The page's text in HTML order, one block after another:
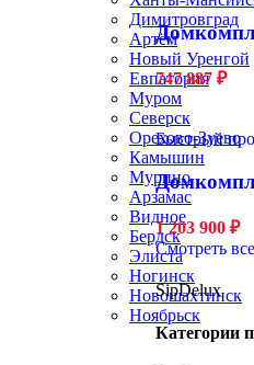
Димитровград
Артём
Новый Уренгой
Евпатория
Муром
Северск
Орехово-Зуево
Камышин
Мурино
Арзамас
Видное
Бердск
Элиста
Ногинск
Новошахтинск
Ноябрьск
747 887 ₽
Быстрый
1 203 900 ₽
Смотреть
SipDelux
Категории